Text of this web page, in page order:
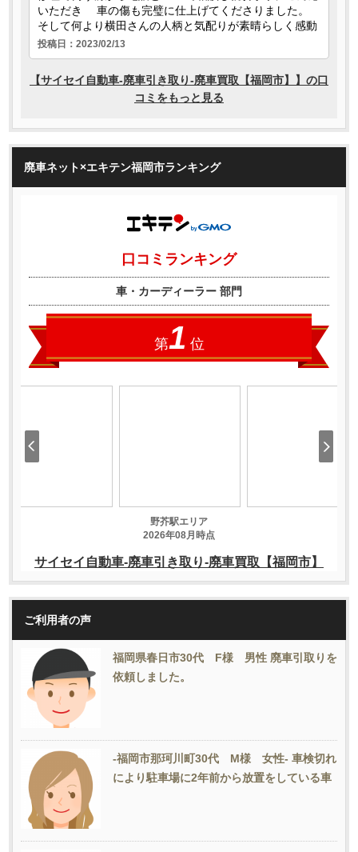
廃車ネット×エキテン福岡市ランキング
ご利用者の声
福岡県春日市30代 F様 男性 廃車引取りを
依頼しました。
-福岡市那珂川町30代 M様 女性- 車検切れ
により駐車場に2年前から放置をしている車